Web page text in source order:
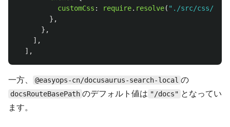
customCss : require. resolve( " ./src/css/
},
},
],
],
一方、 @easyops-cn/docusaurus-search-local の
docsRouteBasePath のデフォルト値は "/docs" となってい
ます。